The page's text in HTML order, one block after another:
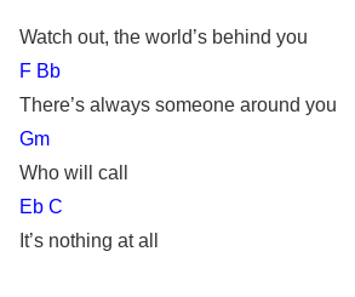
Watch out, the world’s behind you
F Bb
There’s always someone around you
Gm
Who will call
Eb C
It’s nothing at all